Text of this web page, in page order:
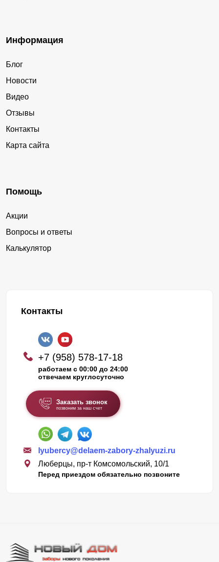
Информация
Блог
Новости
Видео
Отзывы
Контакты
Карта сайта
Помощь
Акции
Вопросы и ответы
Калькулятор
Контакты
+7 (958) 578-17-18
работаем с 00:00 до 24:00
отвечаем круглосуточно
Заказать звонок
позвоним за наш счет
lyubercy@delaem-zabory-zhalyuzi.ru
Люберцы, пр-т Комсомольский, 10/1
Перед приездом обязательно позвоните